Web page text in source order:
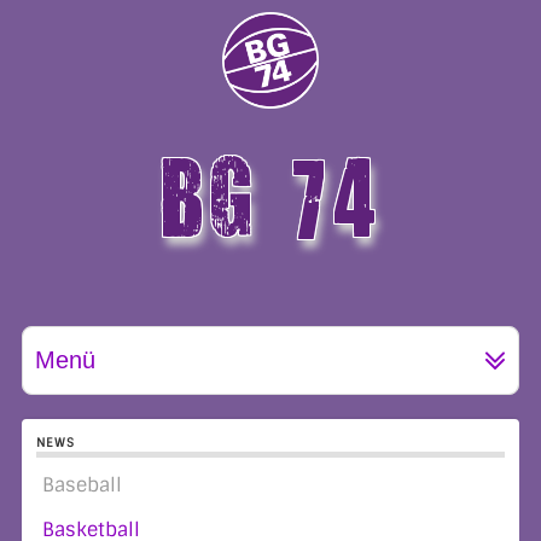
BG 74
GÖTTINGEN
Menü
NEWS
Baseball
Basketball